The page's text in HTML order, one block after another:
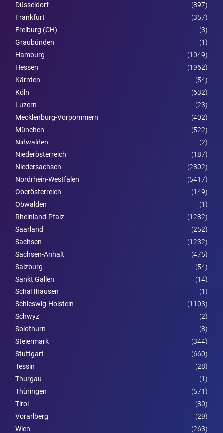
Düsseldorf
(897)
Frankfurt
(357)
Freiburg (CH)
(3)
Graubünden
(1)
Hamburg
(1049)
Hessen
(1962)
Kärnten
(54)
Köln
(632)
Luzern
(23)
Mecklenburg-Vorpommern
(402)
München
(522)
Nidwalden
(2)
Nieder­österreich
(187)
Niedersachsen
(2802)
Nordrhein-Westfalen
(5417)
Ober­österreich
(149)
Obwalden
(1)
Rheinland-Pfalz
(1282)
Saarland
(252)
Sachsen
(1232)
Sachsen-Anhalt
(475)
Salzburg
(54)
Sankt Gallen
(14)
Schaffhausen
(1)
Schleswig-Holstein
(1103)
Schwyz
(2)
Solothurn
(8)
Steier­mark
(344)
Stuttgart
(660)
Tessin
(28)
Thurgau
(1)
Thüringen
(571)
Tirol
(80)
Vorarl­berg
(29)
Wien
(263)